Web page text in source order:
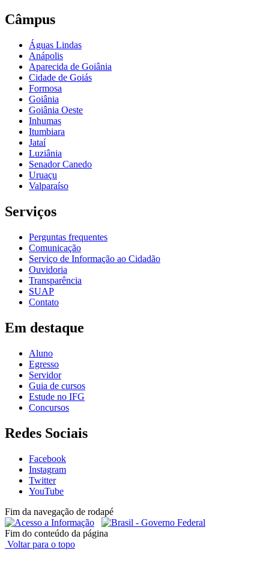
Câmpus
Águas Lindas
Anápolis
Aparecida de Goiânia
Cidade de Goiás
Formosa
Goiânia
Goiânia Oeste
Inhumas
Itumbiara
Jataí
Luziânia
Senador Canedo
Uruaçu
Valparaíso
Serviços
Perguntas frequentes
Comunicação
Serviço de Informação ao Cidadão
Ouvidoria
Transparência
SUAP
Contato
Em destaque
Aluno
Egresso
Servidor
Guia de cursos
Estude no IFG
Concursos
Redes Sociais
Facebook
Instagram
Twitter
YouTube
Fim da navegação de rodapé
Fim do conteúdo da página
Voltar para o topo